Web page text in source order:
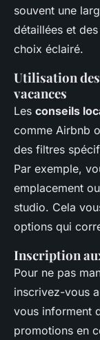
souvent une
détaillées et
choix éclairé.
Utilisation
vacances
Les conseils
comme Airbnb
des filtres
Par exemple,
emplacement
studio. Cela
options qui
Inscription
Pour ne pas
inscrivez-vous
vous informent
promotions en